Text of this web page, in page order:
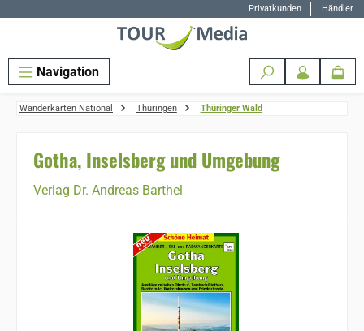
Zum Hauptinhalt springen Privatkunden Händler
Navigation
Wanderkarten National Thüringen Thüringer Wald
Gotha, Inselsberg und Umgebung
Verlag Dr. Andreas Barthel
Bildergalerie überspringen